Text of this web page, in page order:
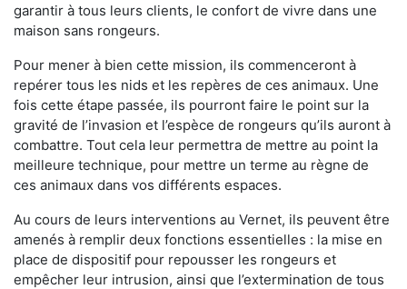
garantir à tous leurs clients, le confort de vivre dans une
maison sans rongeurs.
Pour mener à bien cette mission, ils commenceront à
repérer tous les nids et les repères de ces animaux. Une
fois cette étape passée, ils pourront faire le point sur la
gravité de l’invasion et l’espèce de rongeurs qu’ils auront à
combattre. Tout cela leur permettra de mettre au point la
meilleure technique, pour mettre un terme au règne de
ces animaux dans vos différents espaces.
Au cours de leurs interventions au Vernet, ils peuvent être
amenés à remplir deux fonctions essentielles : la mise en
place de dispositif pour repousser les rongeurs et
empêcher leur intrusion, ainsi que l’extermination de tous